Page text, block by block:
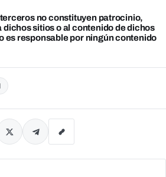
no constituyen patrocinio,
dichos sitios o al contenido de dichos
es responsable por ningún contenido